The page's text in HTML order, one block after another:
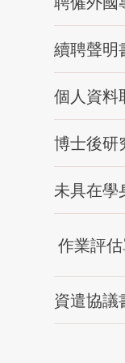
續聘聲明
個人資料
博士後研
未具在學
作業評
資遣協議